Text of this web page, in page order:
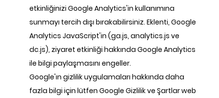
etkinliğinizi Google Analytics'in kullanımına
sunmayı tercih dışı bırakabilirsiniz. Eklenti, Google
Analytics JavaScript'in (ga.js, analytics.js ve
dc.js), ziyaret etkinliği hakkında Google Analytics
ile bilgi paylaşmasını engeller.
Google'ın gizlilik uygulamaları hakkında daha
fazla bilgi için lütfen Google Gizlilik ve Şartlar web